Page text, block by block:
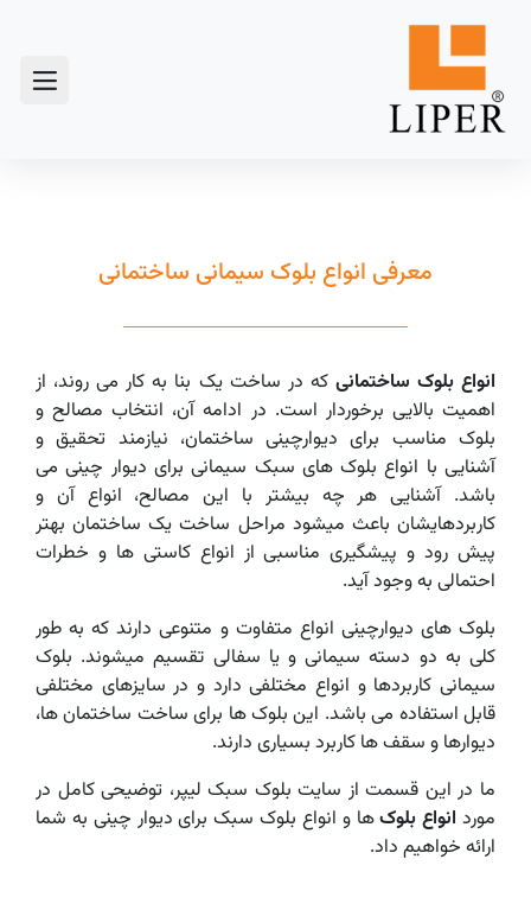
معرفی انواع بلوک سیمانی ساختمانی
انواع بلوک ساختمانی که در ساخت یک بنا به کار می­ روند، از
اهمیت بالایی برخوردار است. در ادامه آن، انتخاب مصالح و
بلوک مناسب برای دیوارچینی ساختمان، نیازمند تحقیق و
آشنایی با انواع بلوک های سبک سیمانی برای دیوار چینی می
باشد. آشنایی هر چه بیشتر با این مصالح، انواع آن و
کاربردهایشان باعث می­شود مراحل ساخت یک ساختمان بهتر
پیش رود و پیشگیری مناسبی از انواع کاستی­ ها و خطرات
احتمالی به وجود­ آید.
بلوک های دیوارچینی انواع متفاوت و متنوعی دارند که به طور
کلی به دو دسته سیمانی و یا سفالی تقسیم میشوند. بلوک
سیمانی کاربرد­ها و انواع مختلفی دارد و در سایزهای مختلفی
قابل استفاده می باشد. این بلوک ­ها برای ساخت ساختمان­ ها،
دیوارها و سقف­ ها کاربرد بسیاری دارند.
ما در این قسمت از سایت بلوک سبک لیپر، توضیحی کامل در
مورد انواع بلوکها و انواع بلوک سبک برای دیوار چینی به شما
ارائه خواهیم داد.